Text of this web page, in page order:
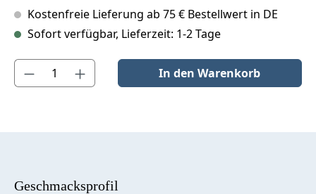
Kostenfreie Lieferung ab 75 € Bestellwert in DE
Sofort verfügbar, Lieferzeit: 1-2 Tage
Produkt Anzahl: Gib den gewünschten Wert ein oder benutze
In den Warenkorb
Geschmacksprofil